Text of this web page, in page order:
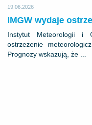
19.06.2026
IMGW wydaje
Instytut Meteorologii i
ostrzeżenie
Prognozy wskazują, że ...